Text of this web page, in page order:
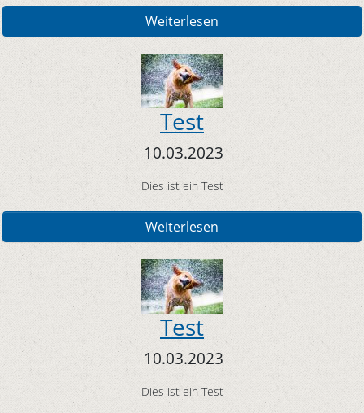
Weiterlesen
Test
10.03.2023
Dies ist ein Test
Weiterlesen
Test
10.03.2023
Dies ist ein Test